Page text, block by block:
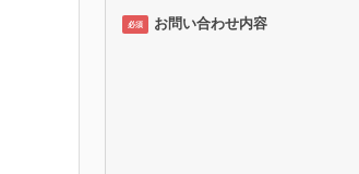
必須 お問い合わせ内容